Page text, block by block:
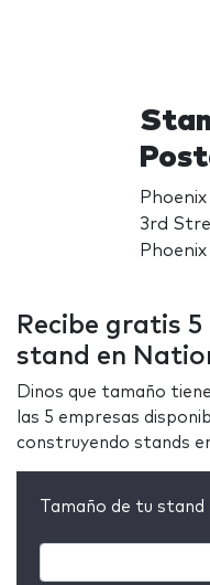
3rd
Recibe gratis
stand en
Dinos que tamaño
las 5 empresas
construyendo stands
Tamaño de tu stand